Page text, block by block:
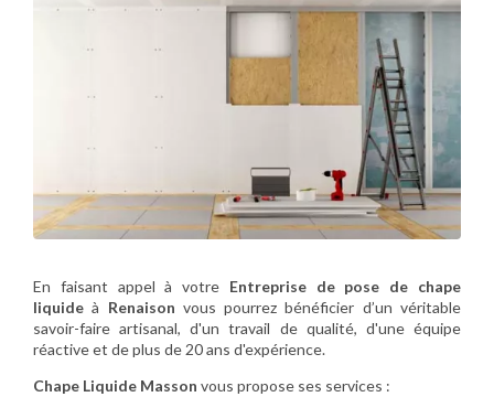
En faisant appel à votre Entreprise de pose de chape
liquide à Renaison vous pourrez bénéficier d’un véritable
savoir-faire artisanal, d'un travail de qualité, d'une équipe
réactive et de plus de 20 ans d'expérience.
Chape Liquide Masson vous propose ses services :